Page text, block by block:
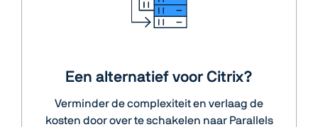
Een alternatief voor Citrix?
Verminder de complexiteit en verlaag de
kosten door over te schakelen naar Parallels